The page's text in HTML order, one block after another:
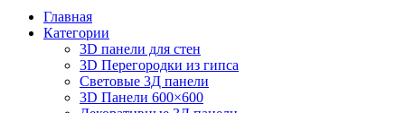
Главная
Категории
3D панели для стен
3D Перегородки из гипса
Световые 3Д панели
3D Панели 600×600